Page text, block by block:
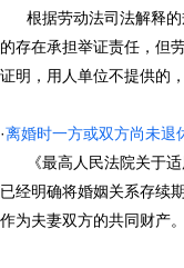
根据劳动法司法解释的
的存在承担举证责任，但
证明，用人单位不提供的
·离婚时一方或双方尚未退
《最高人民法院关于适
已经明确将婚姻关系存续
作为夫妻双方的共同财产